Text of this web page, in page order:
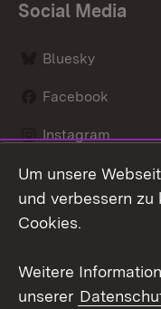
Social Media
Bluesky
Facebook
Instagram
LinkedIn
Um unsere
und verbessern zu
Cookies.
Weitere
unserer